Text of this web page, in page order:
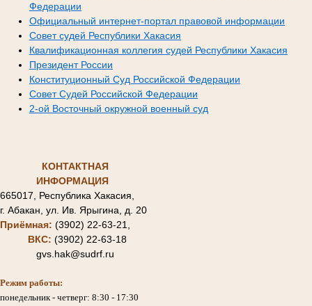
Федерации
Официальный интернет-портал правовой информации
Совет судей Республики Хакасия
Квалификационная коллегия судей Республики Хакасия
Президент России
Конституционный Суд Российской Федерации
Совет Судей Российской Федерации
2-ой Восточный окружной военный суд
КОНТАКТНАЯ
ИНФОРМАЦИЯ
665017, Республика Хакасия,
г. Абакан, ул. Ив. Ярыгина, д. 20
Приёмная: (3902) 22-63-21,
ВКС: (3902) 22-63-18
gvs.hak@sudrf.ru
Режим работы:
понедельник - четверг: 8:30 - 17:30